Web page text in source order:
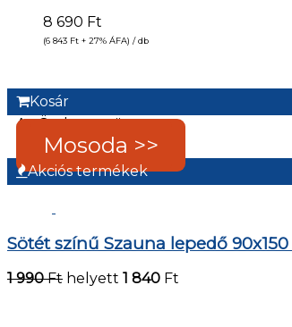
8 690 Ft
(6 843 Ft + 27% ÁFA) / db
Kosár
Az Ön kosara üres.
Mosoda >>
Akciós termékek
Sötét színű Szauna lepedő
1 990 Ft helyett 1 840 Ft